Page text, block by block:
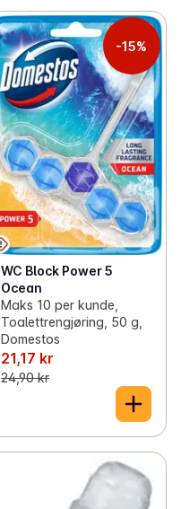
-15%
WC Block Power 5
Ocean
Maks 10 per kunde,
Toalettrengjøring, 50 g,
Domestos
21,17 kr
24,90 kr